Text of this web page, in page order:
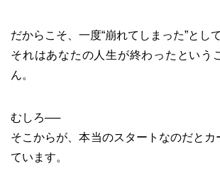
だからこそ、一度“崩れてしまった”として
それはあなたの人生が終わったという
ん。
むしろ──
そこからが、本当のスタートなのだと
ています。